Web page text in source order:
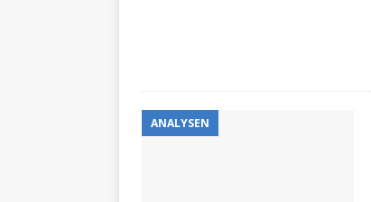
ANALYSEN